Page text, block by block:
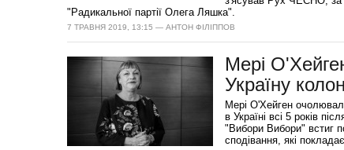
"Радикальної партії Олега Ляшка".
7 ТРАВНЯ 2019, 13:15 — АНТОН ФІЛІППОВ
Мері
Україну
Мері О'Хейген
в Україні всі 5 років
"Вибори Вибори" встиг
сподівання, які